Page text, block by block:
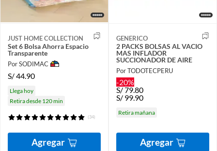
JUST HOME COLLECTION
Set 6 Bolsa Ahorra Espacio
Transparente
Por SODIMAC
S/44.90
Llega hoy
Retira desde 120 min
(34)
Agregar
GENERICO
2 PACKS BOLSAS AL VACIO
MAS INFLADOR
SUCCIONADOR DE AIRE
Por TODOTECPERU
-20%
S/79.80
S/ 99.90
Retira mañana
Agregar